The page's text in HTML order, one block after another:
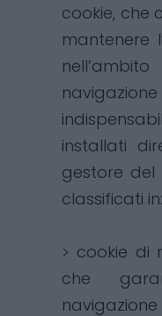
cookie, che
mantenere
installati
gestore del
classificati in:
> cookie di
che